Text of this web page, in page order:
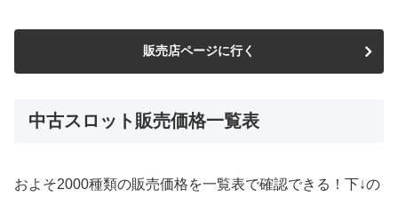
販売店ページに行く
中古スロット販売価格一覧表
およそ2000種類の販売価格を一覧表で確認できる！下↓の